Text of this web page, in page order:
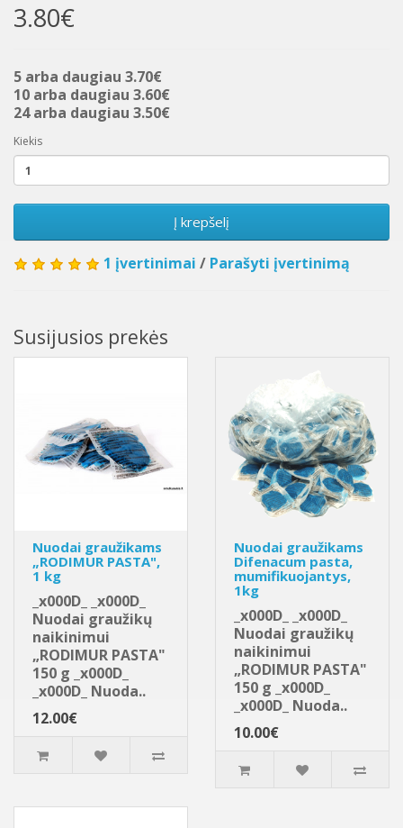
3.80€
5 arba daugiau 3.70€
10 arba daugiau 3.60€
24 arba daugiau 3.50€
Kiekis
Į krepšelį
1 įvertinimai / Parašyti įvertinimą
Susijusios prekės
Nuodai graužikams
„RODIMUR PASTA",
1 kg
_x000D_ _x000D_
Nuodai graužikų
naikinimui
„RODIMUR PASTA"
150 g _x000D_
_x000D_ Nuoda..
12.00€
Nuodai graužikams
Difenacum pasta,
mumifikuojantys,
1kg
_x000D_ _x000D_
Nuodai graužikų
naikinimui
„RODIMUR PASTA"
150 g _x000D_
_x000D_ Nuoda..
10.00€